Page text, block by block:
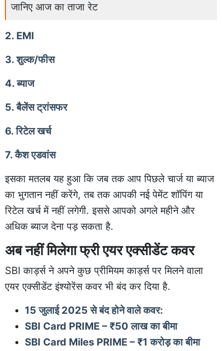
जानिए आज का ताजा रेट
2. EMI
3. शुल्क/फीस
4. ब्याज
5. बैलेंस ट्रांसफर
6. रिटेल खर्च
7. कैश एडवांस
इसका मतलब यह हुआ कि जब तक आप पिछले चार्ज या ब्याज
का भुगतान नहीं करेंगे, तब तक आपकी नई पेमेंट शॉपिंग या
रिटेल खर्च में नहीं लगेगी. इससे आपको अगले महीने और
अधिक ब्याज देना पड़ सकता है.
अब नहीं मिलेगा फ्री एयर एक्सीडेंट कवर
SBI कार्ड्स ने अपने कुछ प्रीमियम कार्ड्स पर मिलने वाला
एयर एक्सीडेंट इंश्योरेंस कवर भी बंद कर दिया है.
15 जुलाई 2025 से बंद होने वाले कवर:
SBI Card PRIME – ₹50 लाख का बीमा
SBI Card Miles PRIME – ₹1 करोड़ का बीमा